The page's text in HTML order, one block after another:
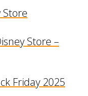
Store
Store –
Friday 2025